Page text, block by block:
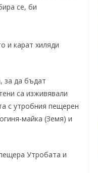
се, би
и карат хиляди
за да бъдат
са изживявали
с утробния пещерен
майка (Земя) и
Утробата и